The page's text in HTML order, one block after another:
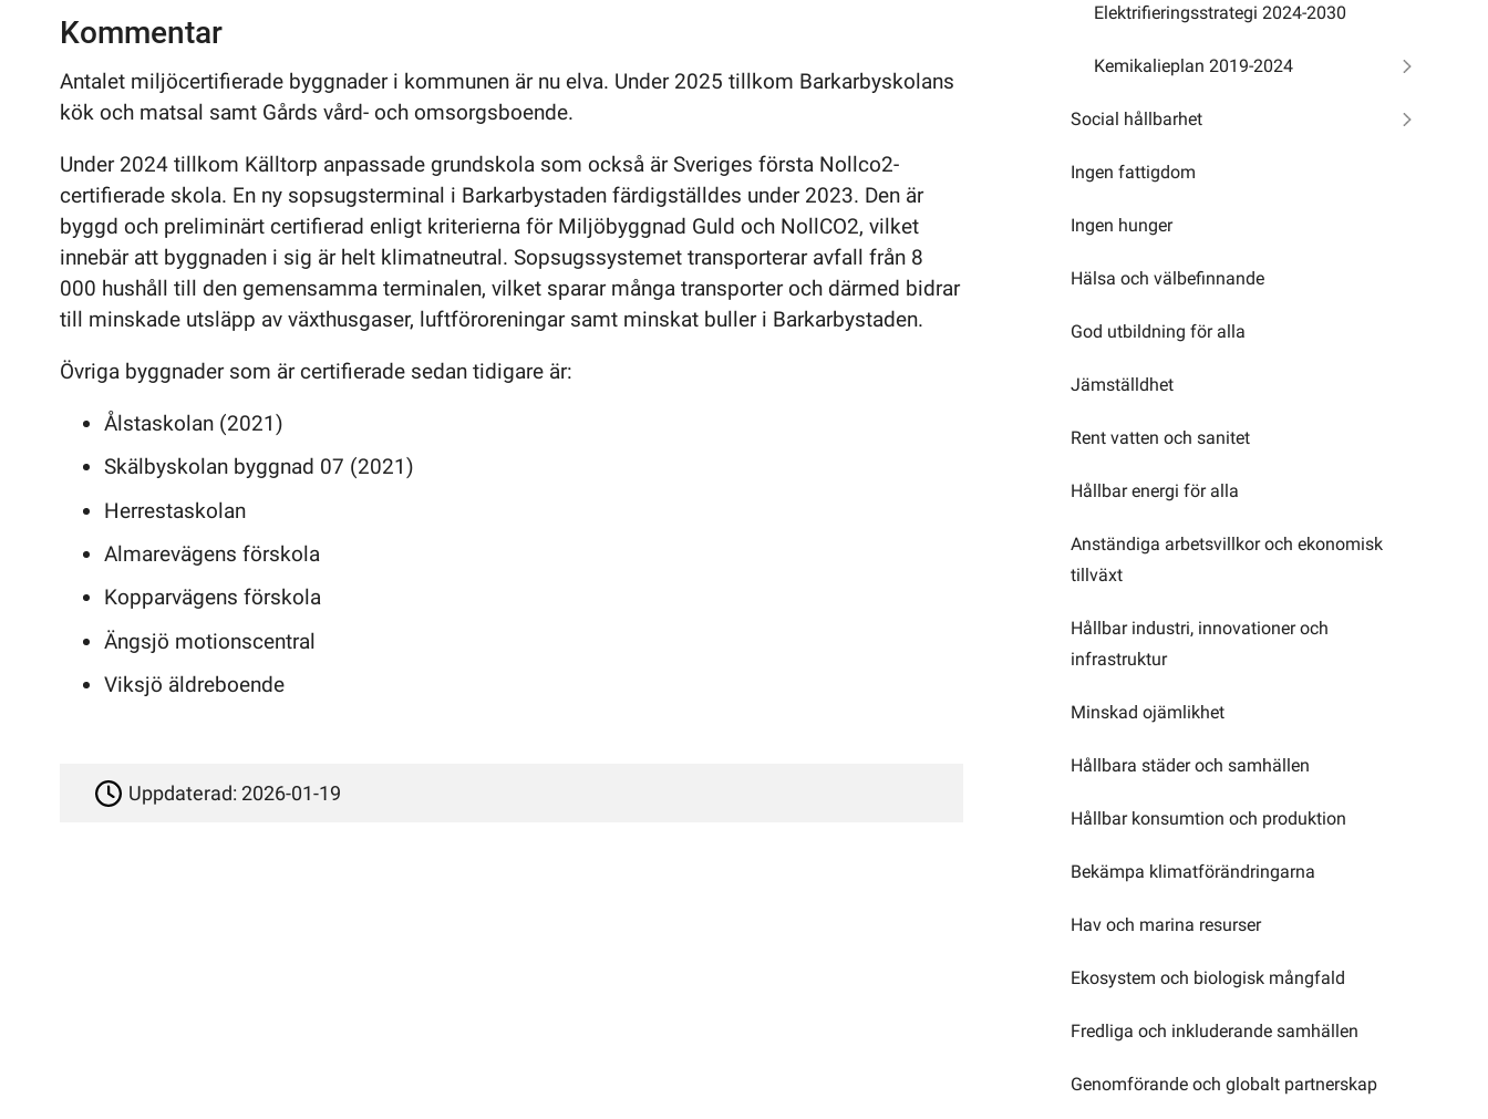
Kommentar
Antalet miljöcertifierade byggnader i kommunen är nu elva. Under 2025 tillkom Barkarbyskolans
kök och matsal samt Gårds vård- och omsorgsboende.
Under 2024 tillkom Källtorp anpassade grundskola som också är Sveriges första Nollco2-
certifierade skola. En ny sopsugsterminal i Barkarbystaden färdigställdes under 2023. Den är
byggd och preliminärt certifierad enligt kriterierna för Miljöbyggnad Guld och NollCO2, vilket
innebär att byggnaden i sig är helt klimatneutral. Sopsugssystemet transporterar avfall från 8
000 hushåll till den gemensamma terminalen, vilket sparar många transporter och därmed bidrar
till minskade utsläpp av växthusgaser, luftföroreningar samt minskat buller i Barkarbystaden.
Övriga byggnader som är certifierade sedan tidigare är:
Ålstaskolan (2021)
Skälbyskolan byggnad 07 (2021)
Herrestaskolan
Almarevägens förskola
Kopparvägens förskola
Ängsjö motionscentral
Viksjö äldreboende
Uppdaterad:2026-01-19
Elektrifieringsstrategi 2024-2030
Kemikalieplan 2019-2024
Social hållbarhet
Ingen fattigdom
Ingen hunger
Hälsa och välbefinnande
God utbildning för alla
Jämställdhet
Rent vatten och sanitet
Hållbar energi för alla
Anständiga arbetsvillkor och ekonomisk
tillväxt
Hållbar industri, innovationer och
infrastruktur
Minskad ojämlikhet
Hållbara städer och samhällen
Hållbar konsumtion och produktion
Bekämpa klimatförändringarna
Hav och marina resurser
Ekosystem och biologisk mångfald
Fredliga och inkluderande samhällen
Genomförande och globalt partnerskap